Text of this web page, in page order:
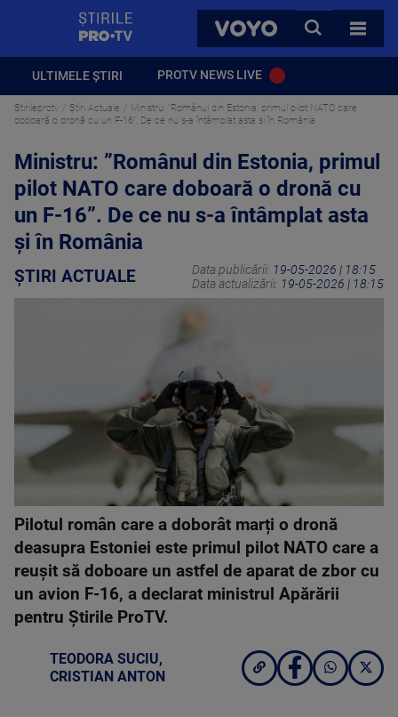
VOYO
CAUTA
TOATE
ULTIMELE ȘTIRI PROTV NEWS LIVE
Stirileprotv Știri Actuale
Ministru: ”Românul din Estonia, primul pilot NATO care
doboară o dronă cu un F-16”. De ce nu s-a întâmplat asta și în România
Ministru: ”Românul din Estonia, primul
pilot NATO care doboară o dronă cu
un F-16”. De ce nu s-a întâmplat asta
și în România
ȘTIRI ACTUALE Data publicării: 19-05-2026 | 18:15
Data actualizării: 19-05-2026 | 18:15
Pilotul român care a doborât marți o dronă
deasupra Estoniei este primul pilot NATO care a
reușit să doboare un astfel de aparat de zbor cu
un avion F-16, a declarat ministrul Apărării
pentru Știrile ProTV.
TEODORA SUCIU,
CRISTIAN ANTON